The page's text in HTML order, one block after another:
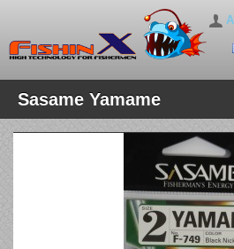
Sasame Yamame